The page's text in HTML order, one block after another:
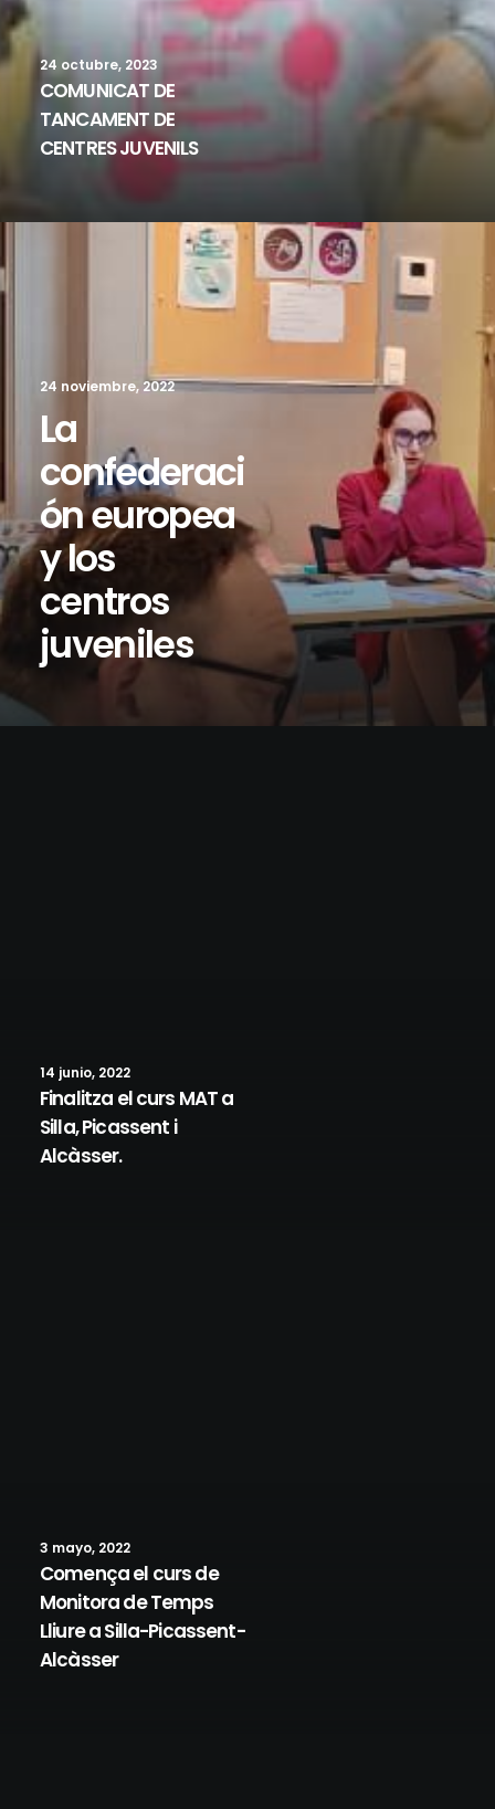
24 octubre, 2023
COMUNICAT DE
TANCAMENT DE
CENTRES JUVENILS
24 noviembre, 2022
La
confederaci
ón europea
y los
centros
juveniles
14 junio, 2022
Finalitza el curs MAT a
Silla, Picassent i
Alcàsser.
3 mayo, 2022
Comença el curs de
Monitora de Temps
Lliure a Silla-Picassent-
Alcàsser